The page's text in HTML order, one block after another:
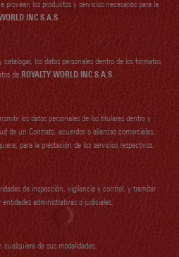
provean los productos y servicios necesarios para la
INC S.A.S.
los datos personales dentro de los formatos,
de ROYALTY WORLD INC S.A.S.
los datos personales de los titulares dentro y
de un Contrato, acuerdos o alianzas comerciales,
para la prestación de los servicios respectivos.
de inspección, vigilancia y control, y tramitar
entidades administrativas o judiciales.
de sus modalidades.